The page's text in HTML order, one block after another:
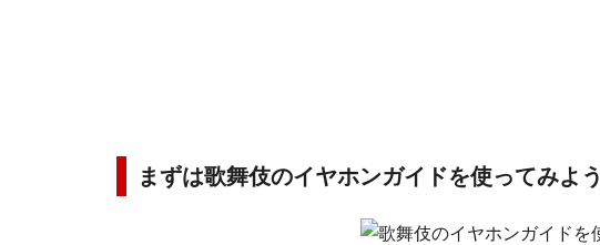
まずは歌舞伎のイヤホンガイドを使ってみよう